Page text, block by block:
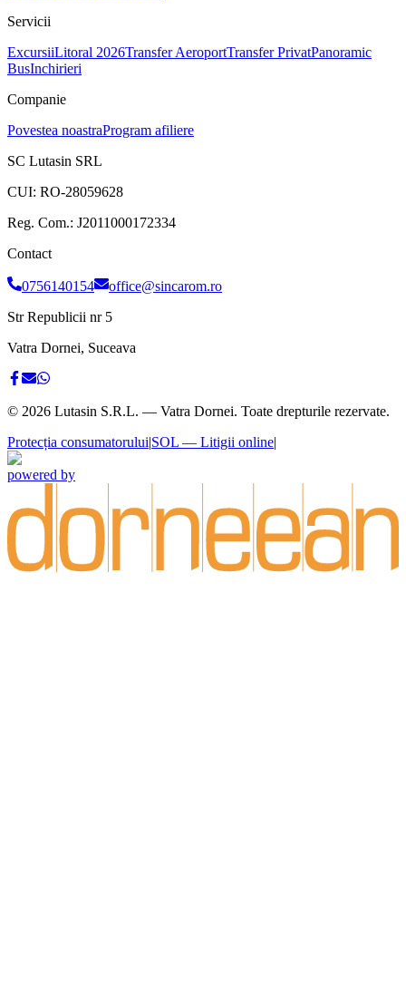
Servicii
ExcursiiLitoral 2026Transfer AeroportTransfer PrivatPanoramic
BusInchirieri
Companie
Povestea noastraProgram afiliere
SC Lutasin SRL
CUI: RO-28059628
Reg. Com.: J2011000172334
Contact
0756140154
office@sincarom.ro
Str Republicii nr 5
Vatra Dornei, Suceava
© 2026 Lutasin S.R.L. — Vatra Dornei. Toate drepturile rezervate.
Protecția consumatorului|SOL — Litigii online|
powered by